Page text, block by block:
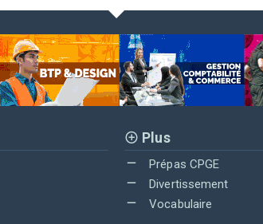
Plus
Prépas CPGE
Divertissement
Vocabulaire